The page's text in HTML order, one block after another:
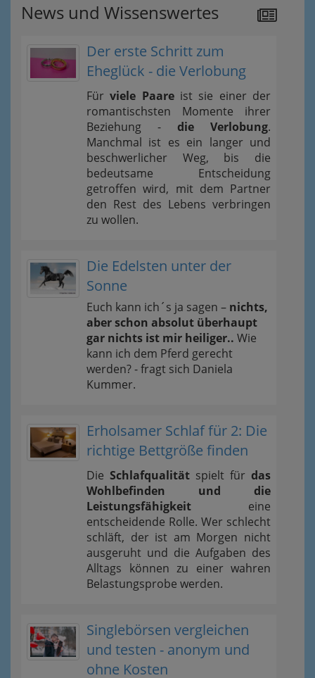
News und Wissenswertes
Der erste Schritt zum
Eheglück - die Verlobung
Fürviele Paareist sie einer der
romantischsten Momente ihrer
Beziehung - die Verlobung.
Manchmal ist es ein langer und
beschwerlicher Weg, bis die
bedeutsame Entscheidung
getroffen wird, mit dem Partner
den Rest des Lebens verbringen
zu wollen.
Die Edelsten unter der
Sonne
Euch kann ich´s ja sagen – nichts,
aber schon absolut überhaupt
gar nichts ist mir heiliger.. Wie
kann ich dem Pferd gerecht
werden? - fragt sich Daniela
Kummer.
Erholsamer Schlaf für 2: Die
richtige Bettgröße finden
Die Schlafqualität spielt für das
Wohlbefinden und die
Leistungsfähigkeit eine
entscheidende Rolle. Wer schlecht
schläft, der ist am Morgen nicht
ausgeruht und die Aufgaben des
Alltags können zu einer wahren
Belastungsprobe werden.
Singlebörsen vergleichen
und testen - anonym und
ohne Kosten